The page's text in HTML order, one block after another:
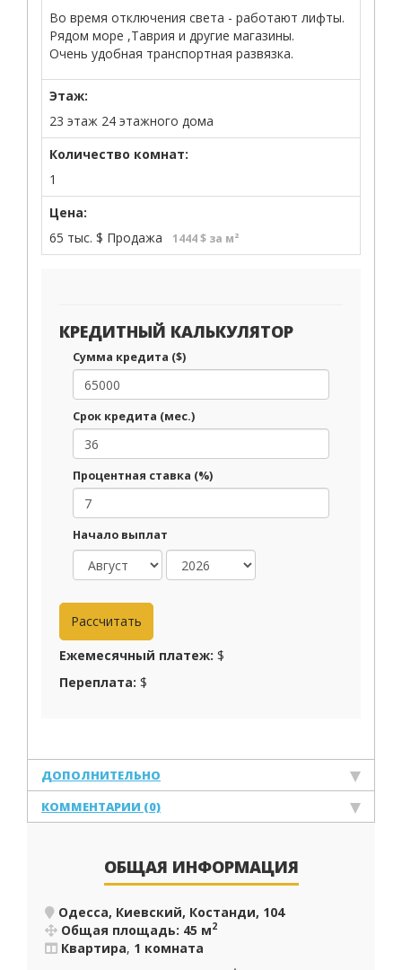
Во время отключения света - работают лифты.
Рядом море ,Таврия и другие магазины.
Очень удобная транспортная развязка.
Этаж:
23 этаж 24 этажного дома
Количество комнат:
1
Цена:
65 тыс. $ Продажа 1444 $ за м²
КРЕДИТНЫЙ КАЛЬКУЛЯТОР
Сумма кредита ($)
Срок кредита (мес.)
Процентная ставка (%)
Начало выплат
Ежемесячный платеж: $
Переплата: $
ДОПОЛНИТЕЛЬНО
КОММЕНТАРИИ (0)
ОБЩАЯ ИНФОРМАЦИЯ
Одесса, Киевский, Костанди, 104
Общая площадь: 45 м2
Квартира, 1 комната